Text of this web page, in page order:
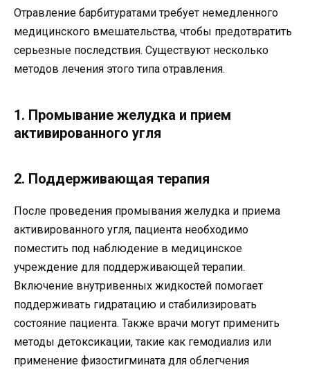
Отравление барбитуратами требует немедленного
медицинского вмешательства, чтобы предотвратить
серьезные последствия. Существуют несколько
методов лечения этого типа отравления.
1. Промывание желудка и прием
активированного угля
2. Поддерживающая терапия
После проведения промывания желудка и приема
активированного угля, пациента необходимо
поместить под наблюдение в медицинское
учреждение для поддерживающей терапии.
Включение внутривенных жидкостей помогает
поддерживать гидратацию и стабилизировать
состояние пациента. Также врачи могут применить
методы детоксикации, такие как гемодиализ или
применение физостигмината для облегчения